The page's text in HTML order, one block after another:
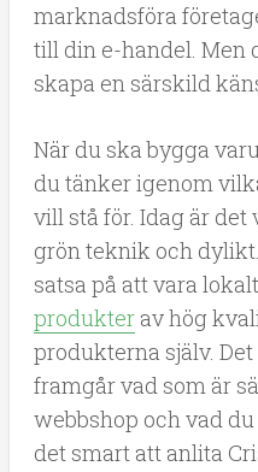
marknadsföra
till din e-handel. Men
skapa en särskild
När du ska bygga
du tänker igenom
vill stå för. Idag är
grön teknik och
satsa på att vara
produkterav hög
produkterna själv.
framgår vad som är
webbshop och vad
det smart att anlita